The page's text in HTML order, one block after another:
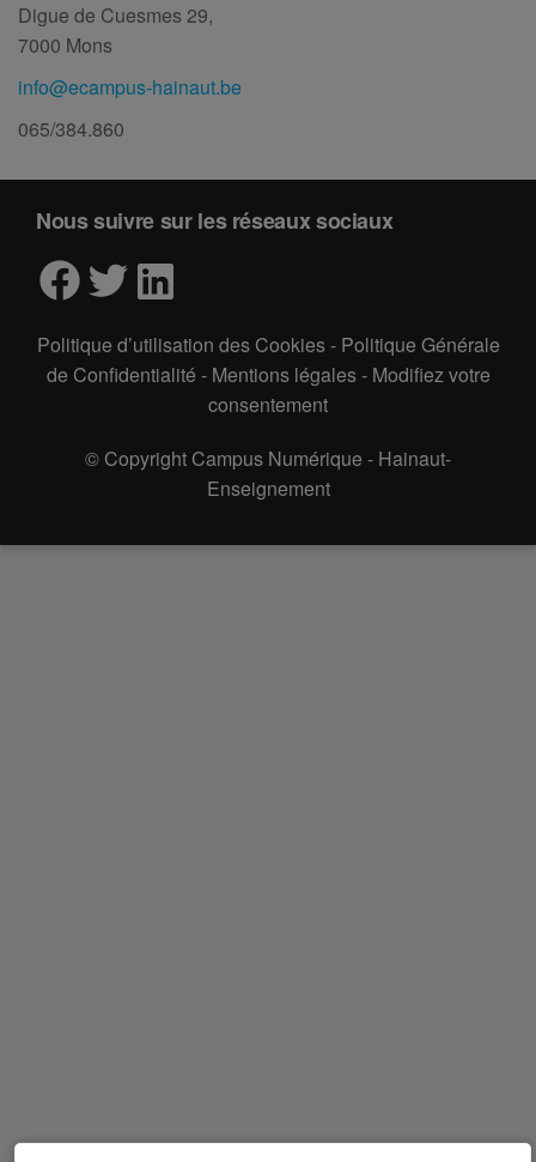
Digue de Cuesmes 29,
7000 Mons
info@ecampus-hainaut.be
065/384.860
Nous suivre sur les réseaux sociaux
Facebook
TwitterLinkedIn
Politique d’utilisation des Cookies- Politique Générale
de Confidentialité - Mentions légales- Modifiez votre
consentement
© Copyright Campus Numérique - Hainaut-
Enseignement